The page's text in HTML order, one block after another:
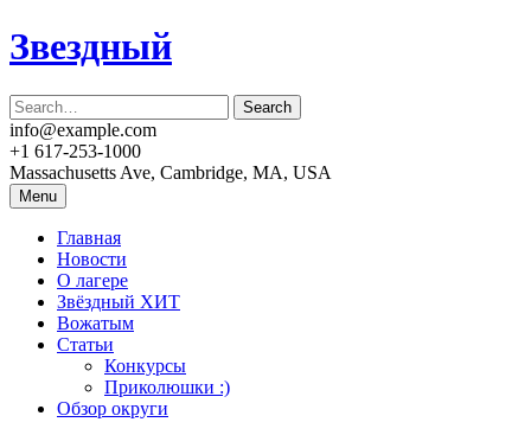
Skip
to
Звездный
info@example.com
+1 617-253-1000
Massachusetts Ave, Cambridge, MA, USA
Menu
Главная
Новости
О лагере
Звёздный ХИТ
Вожатым
Статьи
Конкурсы
Приколюшки :)
Обзор округи